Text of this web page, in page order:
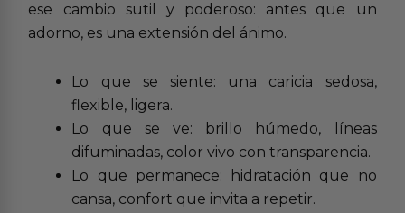
ese cambio sutil y poderoso: antes que un
adorno, es una extensión del ánimo.
Lo que se siente: una caricia sedosa,
flexible, ligera.
Lo que se ve: brillo húmedo, líneas
difuminadas, color vivo con transparencia.
Lo que permanece: hidratación que no
cansa, confort que invita a repetir.